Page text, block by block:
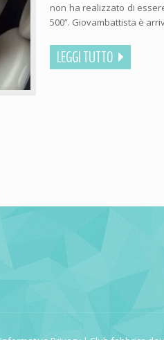
non ha realizzato di
500”. Giovambattista è
LEGGI TUTTO